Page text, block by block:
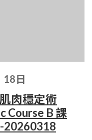
日
肉穩定術
Course B 課
20260318